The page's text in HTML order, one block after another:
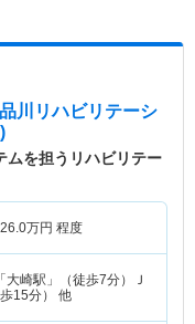
川リハビリテーシ
ムを担うリハビリテー
26.0万円 程度
大崎駅」（徒歩7分）Ｊ
15分） 他